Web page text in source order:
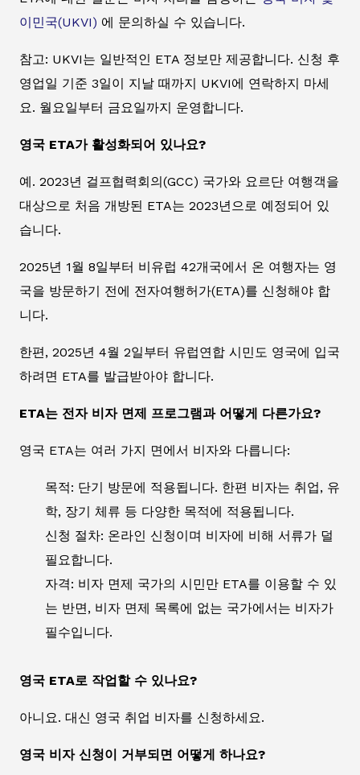
이민국(UKVI) 에 문의하실 수 있습니다.
참고: UKVI는 일반적인 ETA 정보만 제공합니다. 신청 후
영업일 기준 3일이 지날 때까지 UKVI에 연락하지 마세
요. 월요일부터 금요일까지 운영합니다.
영국 ETA가 활성화되어 있나요?
예. 2023년 걸프협력회의(GCC) 국가와 요르단 여행객을
대상으로 처음 개방된 ETA는 2023년으로 예정되어 있
습니다.
2025년 1월 8일부터 비유럽 42개국에서 온 여행자는 영
국을 방문하기 전에 전자여행허가(ETA)를 신청해야 합
니다.
한편, 2025년 4월 2일부터 유럽연합 시민도 영국에 입국
하려면 ETA를 발급받아야 합니다.
ETA는 전자 비자 면제 프로그램과 어떻게 다른가요?
영국 ETA는 여러 가지 면에서 비자와 다릅니다:
목적: 단기 방문에 적용됩니다. 한편 비자는 취업, 유
학, 장기 체류 등 다양한 목적에 적용됩니다.
신청 절차: 온라인 신청이며 비자에 비해 서류가 덜
필요합니다.
자격: 비자 면제 국가의 시민만 ETA를 이용할 수 있
는 반면, 비자 면제 목록에 없는 국가에서는 비자가
필수입니다.
영국 ETA로 작업할 수 있나요?
아니요. 대신 영국 취업 비자를 신청하세요.
영국 비자 신청이 거부되면 어떻게 하나요?